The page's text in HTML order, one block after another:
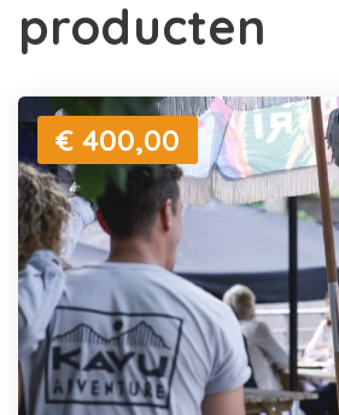
producten
€ 400,00